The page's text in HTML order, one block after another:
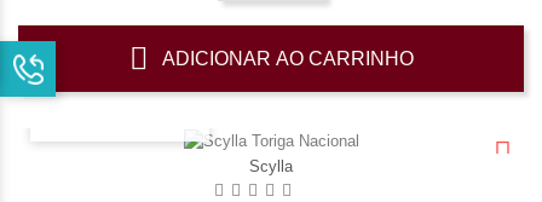
ADICIONAR AO CARRINHO
Scylla